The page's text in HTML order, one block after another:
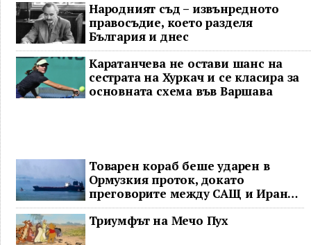
Народният съд – извънредното
правосъдие, което разделя
България и днес
Каратанчева не остави шанс на
сестрата на Хуркач и се класира за
основната схема във Варшава
Товарен кораб беше ударен в
Ормузкия проток, докато
преговорите между САЩ и Иран
останаха в безизходица
Триумфът на Мечо Пух